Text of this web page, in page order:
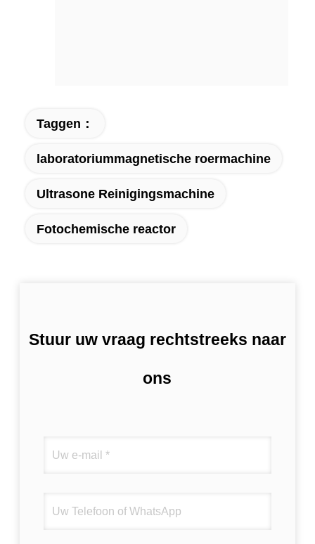
Taggen：
laboratoriummagnetische roermachine
Ultrasone Reinigingsmachine
Fotochemische reactor
Stuur uw vraag rechtstreeks naar
ons